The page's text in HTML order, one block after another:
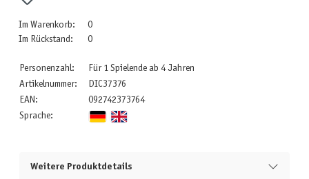
Im Warenkorb:
0
Im Rückstand:
0
Personenzahl:
Für 1 Spielende ab 4 Jahren
Artikelnummer:
DIC37376
EAN:
092742373764
Sprache:
Weitere Produktdetails